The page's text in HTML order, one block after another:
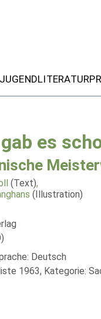
es
(Text),
(Illustration)
Deutsch
1963, Kategorie: